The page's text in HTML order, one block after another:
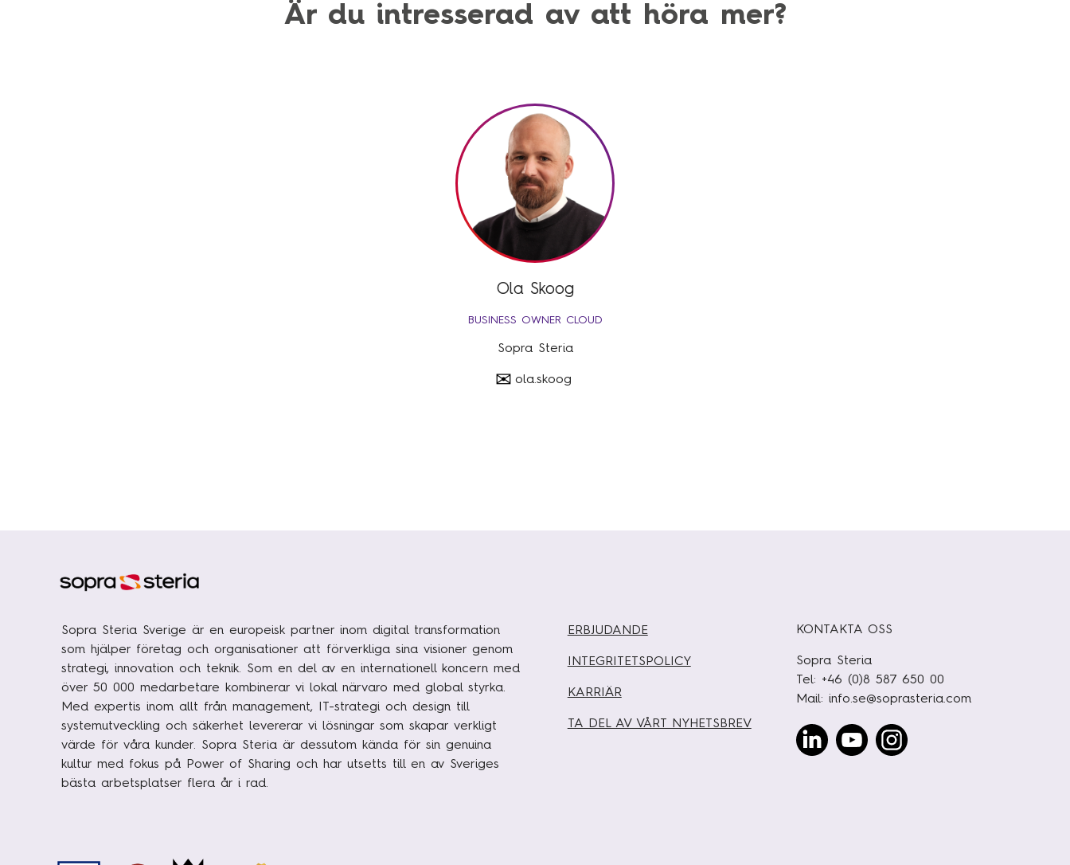
Är du intresserad av att höra mer?
Ola Skoog
BUSINESS OWNER CLOUD
Sopra Steria
✉ ola.skoog
Sopra Steria Sverige är en europeisk partner inom digital transformation
som hjälper företag och organisationer att förverkliga sina visioner genom
strategi, innovation och teknik. Som en del av en internationell koncern med
över 50 000 medarbetare kombinerar vi lokal närvaro med global styrka.
Med expertis inom allt från management, IT-strategi och design till
systemutveckling och säkerhet levererar vi lösningar som skapar verkligt
värde för våra kunder. Sopra Steria är dessutom kända för sin genuina
kultur med fokus på Power of Sharing och har utsetts till en av Sveriges
bästa arbetsplatser flera år i rad.
ERBJUDANDE
INTEGRITETSPOLICY
KARRIÄR
TA DEL AV VÅRT NYHETSBREV
KONTAKTA OSS
Sopra Steria
Tel: +46 (0)8 587 650 00
Mail: info.se@soprasteria.com
Linked
In
YoutubeInstagram